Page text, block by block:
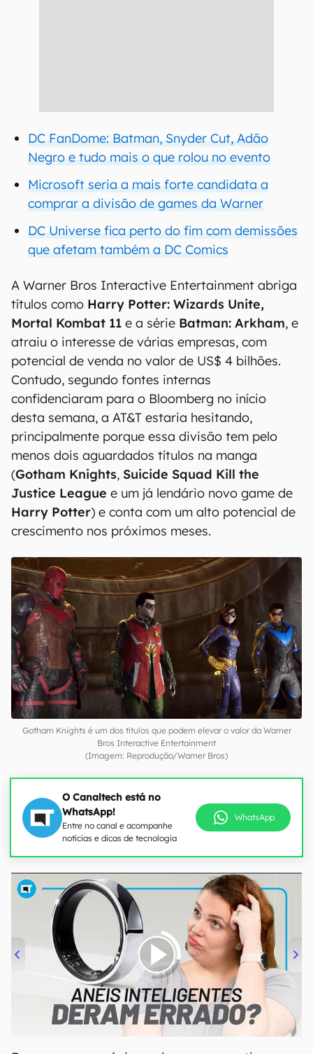
DC FanDome: Batman, Snyder Cut, Adão
Negro e tudo mais o que rolou no evento
Microsoft seria a mais forte candidata a
comprar a divisão de games da Warner
DC Universe fica perto do fim com demissões
que afetam também a DC Comics
A Warner Bros Interactive Entertainment abriga
títulos como Harry Potter: Wizards Unite,
Mortal Kombat 11 e a série Batman: Arkham, e
atraiu o interesse de várias empresas, com
potencial de venda no valor de US$ 4 bilhões.
Contudo, segundo fontes internas
confidenciaram para o Bloomberg no início
desta semana, a AT&T estaria hesitando,
principalmente porque essa divisão tem pelo
menos dois aguardados títulos na manga
(Gotham Knights, Suicide Squad Kill the
Justice League e um já lendário novo game de
Harry Potter) e conta com um alto potencial de
crescimento nos próximos meses.
Gotham Knights é um dos títulos que podem elevar o valor da Warner
Bros Interactive Entertainment
(Imagem: Reprodução/Warner Bros)
O Canaltech está no
WhatsApp!
Entre no canal e acompanhe
notícias e dicas de tecnologia
WhatsApp
00:00/21:11